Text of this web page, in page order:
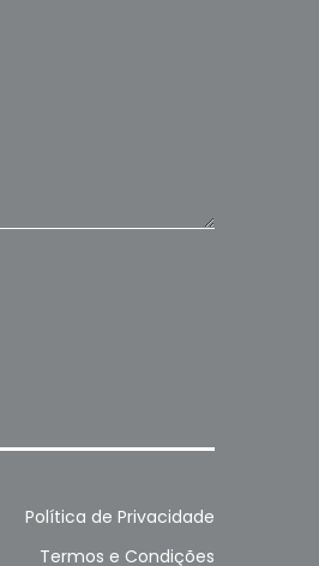
Política de Privacidade
Termos e Condições